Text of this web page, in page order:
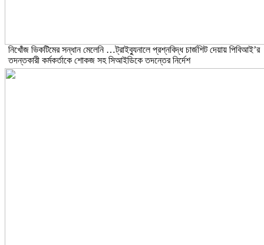
নিখোঁজ ভিকটিমের সন্ধান মেলেনি …ট্রাইব্যুনালে প্রশ্নবিদ্ধ চার্জশিট দেয়ায় পিবিআই’র
তদন্তকারী কর্মকর্তাকে শোকজ সহ সিআইডিকে তদন্তের নির্দেশ